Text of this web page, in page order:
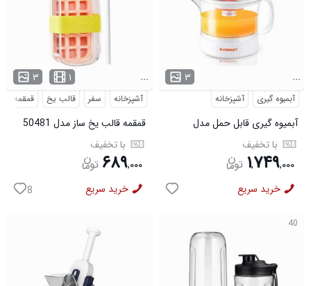
۳ ۱ ...
آشپزخانه سفر قالب یخ قمقمه
قمقمه قالب یخ ساز مدل 50481
با تخفیف
۶۸۹,۰۰۰
خرید سریع 8
۳ ...
آبمیوه گیری آشپزخانه
آبمیوه گیری قابل حمل مدل
48619با تخفیف
۱,۷۴۹,۰۰۰
خرید سریع
40